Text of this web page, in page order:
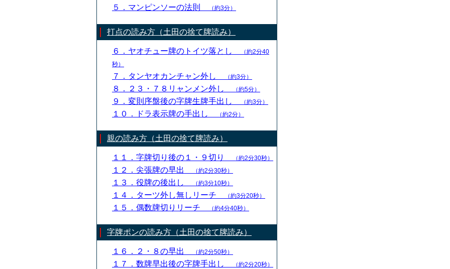
５．マンピンソーの法則 （約3分）
打点の読み方（土田の捨て牌読み）
６．ヤオチュー牌のトイツ落とし
（約2分40
秒）
７．タンヤオカンチャン外し （約3分）
８．２３・７８リャンメン外し （約5分）
９．変則序盤後の字牌生牌手出し （約3分）
１０．ドラ表示牌の手出し （約2分）
親の読み方（土田の捨て牌読み）
１１．字牌切り後の１・９切り （約2分30秒）
１２．尖張牌の早出 （約2分30秒）
１３．役牌の後出し （約3分10秒）
１４．ターツ外し無しリーチ （約3分20秒）
１５．偶数牌切りリーチ （約4分40秒）
字牌ポンの読み方（土田の捨て牌読み）
１６．２・８の早出 （約2分50秒）
１７．数牌早出後の字牌手出し （約2分20秒）